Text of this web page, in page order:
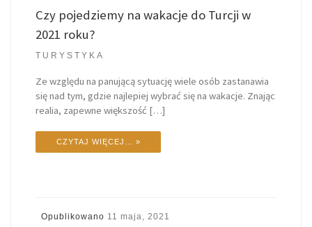
Czy pojedziemy na wakacje do Turcji w
2021 roku?
TURYSTYKA
Ze względu na panującą sytuację wiele osób zastanawia
się nad tym, gdzie najlepiej wybrać się na wakacje. Znając
realia, zapewne większość […]
CZYTAJ WIĘCEJ… »
Opublikowano 11 maja, 2021